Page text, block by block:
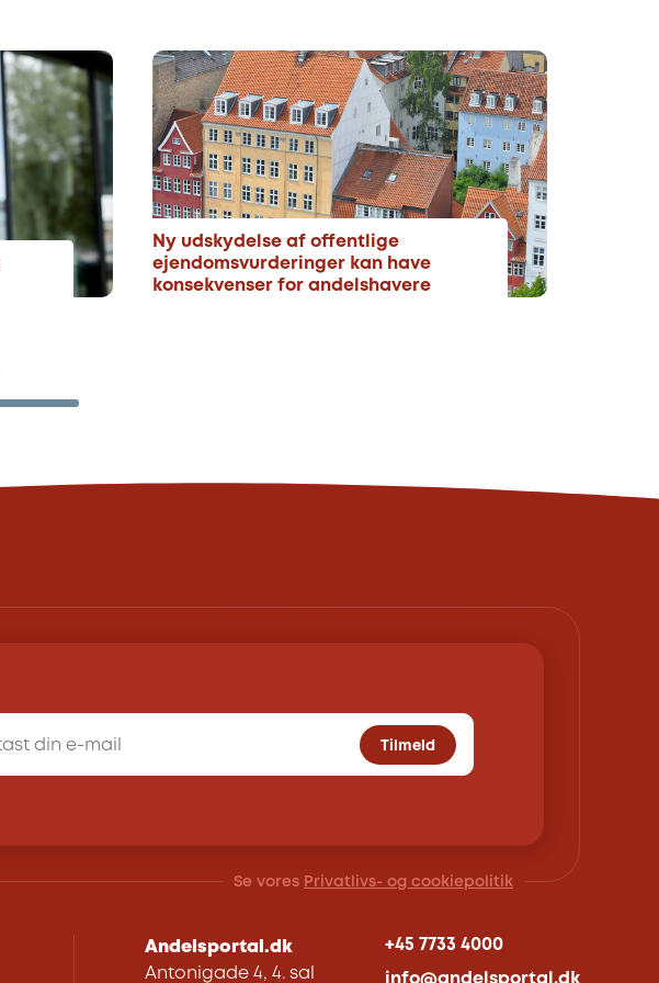
Ny udskydelse af offentlige
ejendomsvurderinger kan have
konsekvenser for andelshavere
Tilmeld
Se vores Privatlivs- og cookiepolitik
Andelsportal.dk
Antonigade 4, 4. sal
+45 7733 4000
info@andelsportal.dk